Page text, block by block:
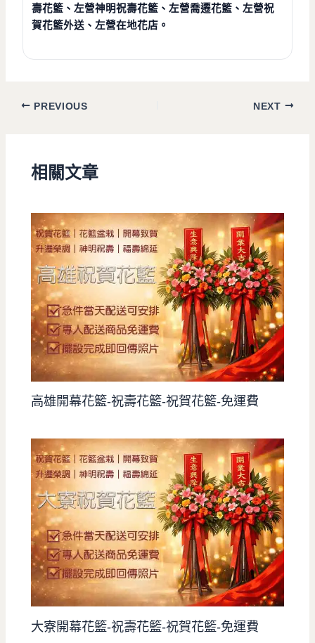
壽花籃、左營神明祝壽花籃、左營喬遷花籃、左營祝
賀花籃外送、左營在地花店。
PREVIOUS NEXT
相關文章
高雄開幕花籃-祝壽花籃-祝賀花籃-免運費
大寮開幕花籃-祝壽花籃-祝賀花籃-免運費